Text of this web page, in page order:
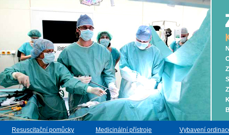
Resuscitační pomůcky Medicinální přístroje
Vybavení